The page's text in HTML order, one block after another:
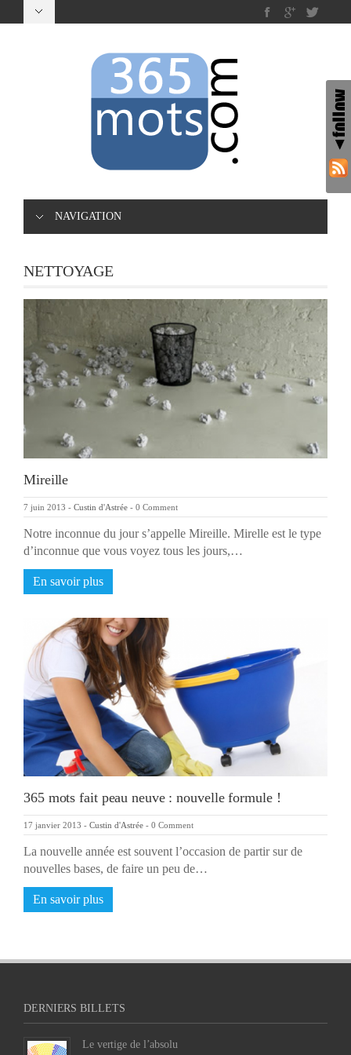
NAVIGATION
NETTOYAGE
Mireille
7 juin 2013 - Custin d'Astrée - 0 Comment
Notre inconnue du jour s’appelle Mireille. Mirelle est le type
d’inconnue que vous voyez tous les jours,…
En savoir plus
365 mots fait peau neuve : nouvelle formule !
17 janvier 2013 - Custin d'Astrée - 0 Comment
La nouvelle année est souvent l’occasion de partir sur de
nouvelles bases, de faire un peu de…
En savoir plus
DERNIERS BILLETS
Le vertige de l’absolu